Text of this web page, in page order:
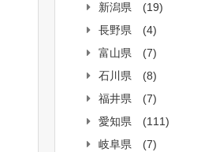
新潟県
(19)
長野県
(4)
富山県
(7)
石川県
(8)
福井県
(7)
愛知県
(111)
岐阜県
(7)